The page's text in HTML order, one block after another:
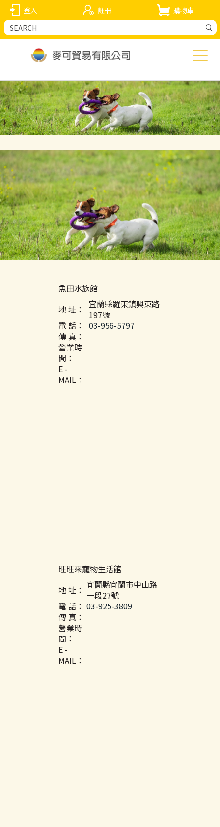
登入 註冊 購物車
魚田水族館
地 址：
宜蘭縣羅東鎮興東路
197號
電 話：
03-956-5797
傳 真：
營業時
間：
E -
MAIL：
旺旺來寵物生活館
地 址： 宜蘭縣宜蘭市中山路
一段27號
電 話： 03-925-3809
傳 真：
營業時
間：
E -
MAIL：